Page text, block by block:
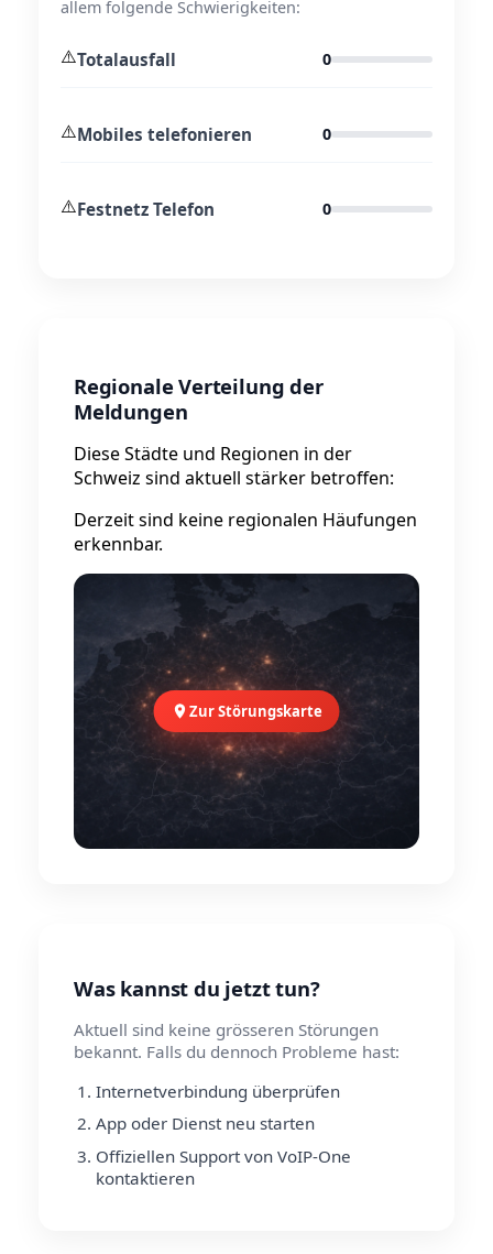
allem folgende Schwierigkeiten:
⚠️Totalausfall 0
⚠️Mobiles telefonieren 0
⚠️Festnetz Telefon 0
Regionale Verteilung der
Meldungen
Diese Städte und Regionen in der
Schweiz sind aktuell stärker betroffen:
Derzeit sind keine regionalen Häufungen
erkennbar.
Zur Störungskarte
Was kannst du jetzt tun?
Aktuell sind keine grösseren Störungen
bekannt. Falls du dennoch Probleme hast:
Internetverbindung überprüfen
App oder Dienst neu starten
Offiziellen Support von VoIP-One
kontaktieren